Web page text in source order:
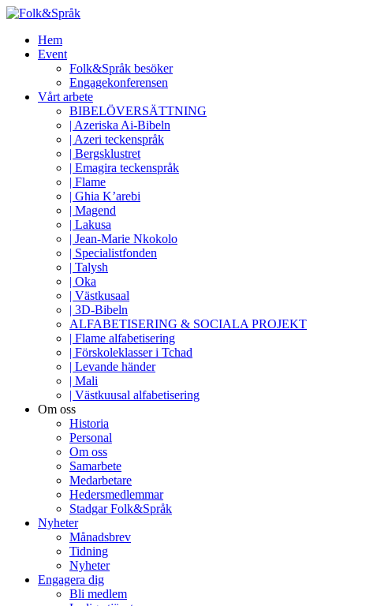
Hem
Event
Folk&Språk besöker
Engagekonferensen
Vårt arbete
BIBELÖVERSÄTTNING
| Azeriska Ai-Bibeln
| Azeri teckenspråk
| Bergsklustret
| Emagira teckenspråk
| Flame
| Ghia K’arebi
| Magend
| Lakusa
| Jean-Marie Nkokolo
| Specialistfonden
| Talysh
| Oka
| Västkusaal
| 3D-Bibeln
ALFABETISERING & SOCIALA PROJEKT
| Flame alfabetisering
| Förskoleklasser i Tchad
| Levande händer
| Mali
| Västkuusal alfabetisering
Om oss
Historia
Personal
Om oss
Samarbete
Medarbetare
Hedersmedlemmar
Stadgar Folk&Språk
Nyheter
Månadsbrev
Tidning
Nyheter
Engagera dig
Bli medlem